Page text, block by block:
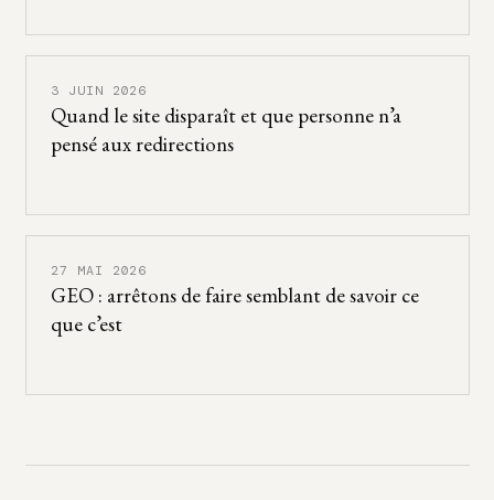
3 JUIN 2026
Quand le site disparaît et que personne n’a
pensé aux redirections
27 MAI 2026
GEO : arrêtons de faire semblant de savoir ce
que c’est